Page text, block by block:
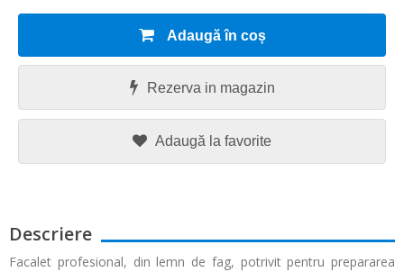
Adaugă în coș
Rezerva in magazin
Adaugă la favorite
Descriere
Facalet profesional, din lemn de fag, potrivit pentru prepararea